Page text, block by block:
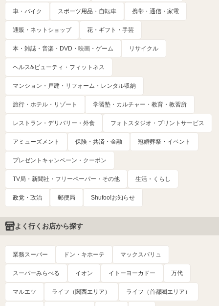
車・バイク スポーツ用品・自転車 携帯・通信・家電
通販・ネットショップ 花・ギフト・手芸
本・雑誌・音楽・DVD・映画・ゲーム リサイクル
ヘルス&ビューティ・フィットネス
マンション・戸建・リフォーム・レンタル収納
旅行・ホテル・リゾート 学習塾・カルチャー・教育・教習所
レストラン・デリバリー・外食 フォトスタジオ・プリントサービス
アミューズメント 保険・共済・金融 冠婚葬祭・イベント
プレゼントキャンペーン・クーポン
TV局・新聞社・フリーペーパー・その他 生活・くらし
政党・政治 郵便局 Shufoo!お知らせ
よく行くお店から探す
業務スーパー ドン・キホーテ マックスバリュ
スーパーみらべる イオン イトーヨーカドー 万代
マルエツ ライフ（関西エリア） ライフ（首都圏エリア）